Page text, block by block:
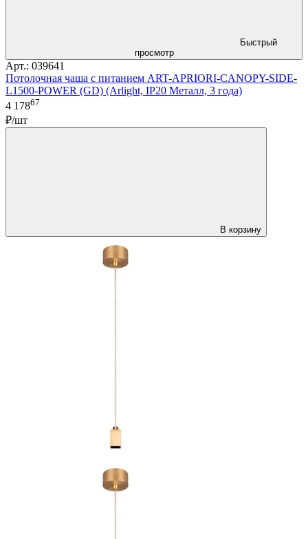
Быстрый
просмотр
Арт.: 039641
Потолочная чаша с питанием ART-APRIORI-CANOPY-SIDE-
L1500-POWER (GD) (Arlight, IP20 Металл, 3 года)
4 17867
₽/шт
В корзину